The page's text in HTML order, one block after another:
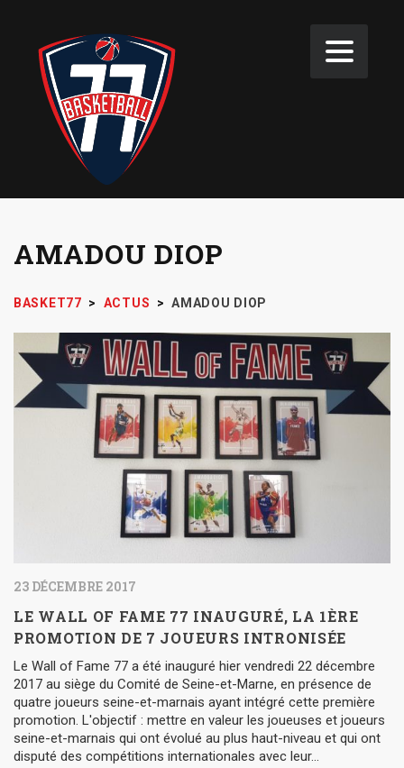
AMADOU DIOP
BASKET77 > ACTUS > AMADOU DIOP
23 DÉCEMBRE 2017
LE WALL OF FAME 77 INAUGURÉ, LA 1ÈRE
PROMOTION DE 7 JOUEURS INTRONISÉE
Le Wall of Fame 77 a été inauguré hier vendredi 22 décembre
2017 au siège du Comité de Seine-et-Marne, en présence de
quatre joueurs seine-et-marnais ayant intégré cette première
promotion. L'objectif : mettre en valeur les joueuses et joueurs
seine-et-marnais qui ont évolué au plus haut-niveau et qui ont
disputé des compétitions internationales avec leur...